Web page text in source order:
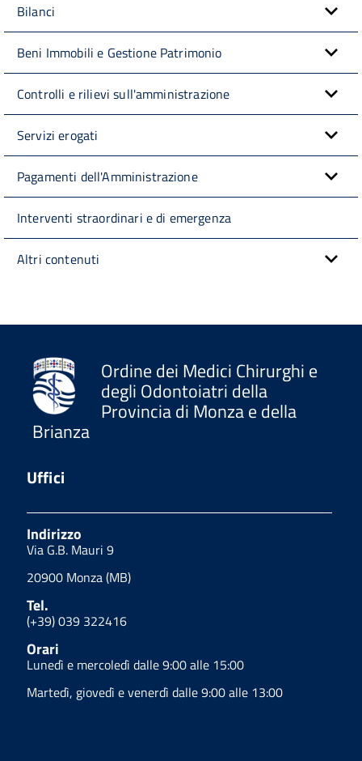
Bilanci
Beni Immobili e Gestione Patrimonio
Controlli e rilievi sull'amministrazione
Servizi erogati
Pagamenti dell'Amministrazione
Interventi straordinari e di emergenza
Altri contenuti
Ordine dei Medici Chirurghi e
degli Odontoiatri della
Provincia di Monza e della
Brianza
Uffici
Indirizzo
Via G.B. Mauri 9
20900 Monza (MB)
Tel.
(+39) 039 322416
Orari
Lunedì e mercoledì dalle 9:00 alle 15:00
Martedì, giovedì e venerdì dalle 9:00 alle 13:00